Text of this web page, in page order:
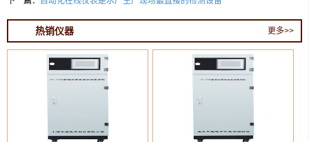
更多>>
热销仪器